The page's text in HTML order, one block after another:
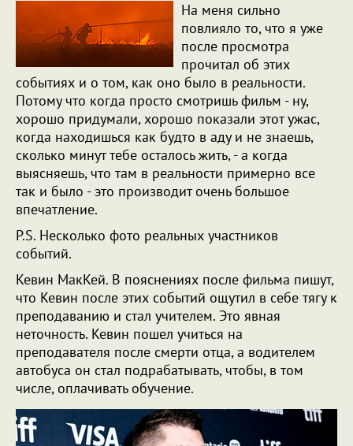
На меня сильно
повлияло то, что я уже
после просмотра
прочитал об этих
событиях и о том, как оно было в реальности.
Потому что когда просто смотришь фильм - ну,
хорошо придумали, хорошо показали этот ужас,
когда находишься как будто в аду и не знаешь,
сколько минут тебе осталось жить, - а когда
выясняешь, что там в реальности примерно все
так и было - это производит очень большое
впечатление.
P.S. Несколько фото реальных участников
событий.
Кевин МакКей. В пояснениях после фильма пишут,
что Кевин после этих событий ощутил в себе тягу к
преподаванию и стал учителем. Это явная
неточность. Кевин пошел учиться на
преподавателя после смерти отца, а водителем
автобуса он стал подрабатывать, чтобы, в том
числе, оплачивать обучение.